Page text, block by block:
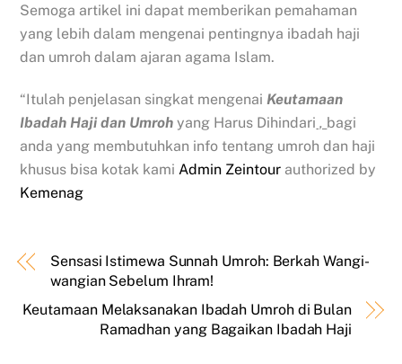
Semoga artikel ini dapat memberikan pemahaman
yang lebih dalam mengenai pentingnya ibadah haji
dan umroh dalam ajaran agama Islam.
“Itulah penjelasan singkat mengenai Keutamaan
Ibadah Haji dan Umroh yang Harus Dihindari , bagi
anda yang membutuhkan info tentang umroh dan haji
khusus bisa kotak kami Admin Zeintour authorized by
Kemenag
Sensasi Istimewa Sunnah Umroh: Berkah Wangi-
wangian Sebelum Ihram!
Keutamaan Melaksanakan Ibadah Umroh di Bulan
Ramadhan yang Bagaikan Ibadah Haji